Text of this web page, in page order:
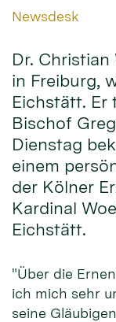
Von:
Newsdesk
Dr.
in Freiburg,
Eichstätt. Er
Bischof
Dienstag
einem
der Kölner
Kardinal
Eichstätt.
"Über die
ich mich sehr
seine